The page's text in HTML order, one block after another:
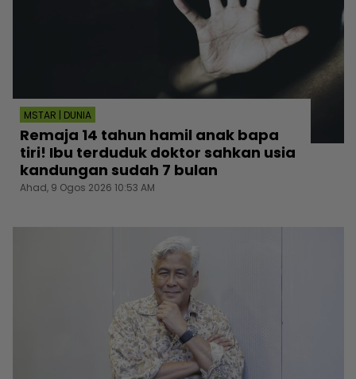
MSTAR | DUNIA
Remaja 14 tahun hamil anak bapa
tiri! Ibu terduduk doktor sahkan usia
kandungan sudah 7 bulan
Ahad, 9 Ogos 2026 10:53 AM